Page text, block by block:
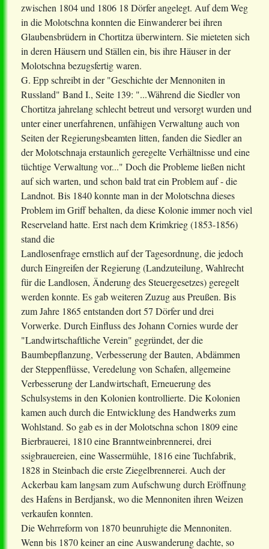
zwischen 1804 und 1806 18 Dörfer angelegt. Auf dem Weg
in die Molotschna konnten die Einwanderer bei ihren
Glaubensbrüdern in Chortitza überwintern. Sie mieteten sich
in deren Häusern und Ställen ein, bis ihre Häuser in der
Molotschna bezugsfertig waren.
G. Epp schreibt in der "Geschichte der Mennoniten in
Russland" Band I., Seite 139: "...Während die Siedler von
Chortitza jahrelang schlecht betreut und versorgt wurden und
unter einer unerfahrenen, unfähigen Verwaltung auch von
Seiten der Regierungsbeamten litten, fanden die Siedler an
der Molotschnaja erstaunlich geregelte Verhältnisse und eine
tüchtige Verwaltung vor..." Doch die Probleme ließen nicht
auf sich warten, und schon bald trat ein Problem auf - die
Landnot. Bis 1840 konnte man in der Molotschna dieses
Problem im Griff behalten, da diese Kolonie immer noch viel
Reserveland hatte. Erst nach dem Krimkrieg (1853-1856)
stand die
Landlosenfrage ernstlich auf der Tagesordnung, die jedoch
durch Eingreifen der Regierung (Landzuteilung, Wahlrecht
für die Landlosen, Änderung des Steuergesetzes) geregelt
werden konnte. Es gab weiteren Zuzug aus Preußen. Bis
zum Jahre 1865 entstanden dort 57 Dörfer und drei
Vorwerke. Durch Einfluss des Johann Cornies wurde der
"Landwirtschaftliche Verein" gegründet, der die
Baumbepflanzung, Verbesserung der Bauten, Abdämmen
der Steppenflüsse, Veredelung von Schafen, allgemeine
Verbesserung der Landwirtschaft, Erneuerung des
Schulsystems in den Kolonien kontrollierte. Die Kolonien
kamen auch durch die Entwicklung des Handwerks zum
Wohlstand. So gab es in der Molotschna schon 1809 eine
Bierbrauerei, 1810 eine Branntweinbrennerei, drei
ssigbrauereien, eine Wassermühle, 1816 eine Tuchfabrik,
1828 in Steinbach die erste Ziegelbrennerei. Auch der
Ackerbau kam langsam zum Aufschwung durch Eröffnung
des Hafens in Berdjansk, wo die Mennoniten ihren Weizen
verkaufen konnten.
Die Wehrreform von 1870 beunruhigte die Mennoniten.
Wenn bis 1870 keiner an eine Auswanderung dachte, so